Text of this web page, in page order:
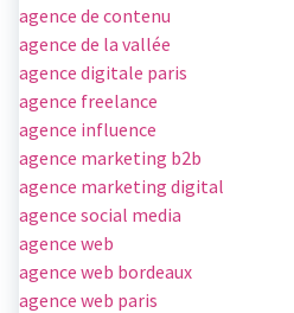
agence de contenu
agence de la vallée
agence digitale paris
agence freelance
agence influence
agence marketing b2b
agence marketing digital
agence social media
agence web
agence web bordeaux
agence web paris